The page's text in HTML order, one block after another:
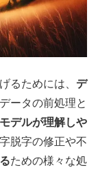
るためには、 デ
ータの前処理と
モデルが理解しや
脱字の修正や不
ための様々な処